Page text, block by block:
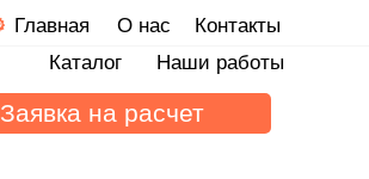
Главная
О нас
Наши работы
Каталог
Контакты
Заявка на расчет